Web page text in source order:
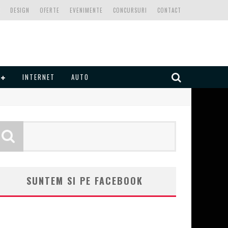
CONTACT
CONCURSURI
EVENIMENTE
OFERTE
DESIGN
INTERNET AUTO
SUNTEM SI PE FACEBOOK